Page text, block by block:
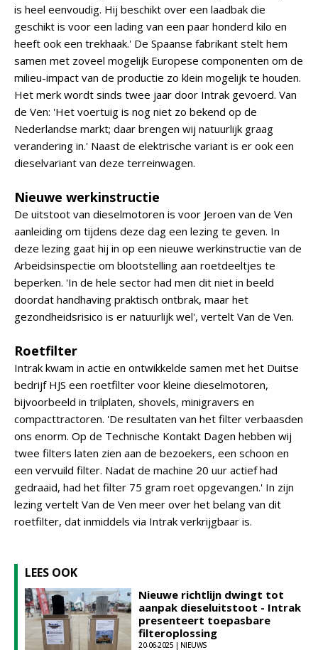
is heel eenvoudig. Hij beschikt over een laadbak die
geschikt is voor een lading van een paar honderd kilo en
heeft ook een trekhaak.' De Spaanse fabrikant stelt hem
samen met zoveel mogelijk Europese componenten om de
milieu-impact van de productie zo klein mogelijk te houden.
Het merk wordt sinds twee jaar door Intrak gevoerd. Van
de Ven: 'Het voertuig is nog niet zo bekend op de
Nederlandse markt; daar brengen wij natuurlijk graag
verandering in.' Naast de elektrische variant is er ook een
dieselvariant van deze terreinwagen.
Nieuwe werkinstructie
De uitstoot van dieselmotoren is voor Jeroen van de Ven
aanleiding om tijdens deze dag een lezing te geven. In
deze lezing gaat hij in op een nieuwe werkinstructie van de
Arbeidsinspectie om blootstelling aan roetdeeltjes te
beperken. 'In de hele sector had men dit niet in beeld
doordat handhaving praktisch ontbrak, maar het
gezondheidsrisico is er natuurlijk wel', vertelt Van de Ven.
Roetfilter
Intrak kwam in actie en ontwikkelde samen met het Duitse
bedrijf HJS een roetfilter voor kleine dieselmotoren,
bijvoorbeeld in trilplaten, shovels, minigravers en
compacttractoren. 'De resultaten van het filter verbaasden
ons enorm. Op de Technische Kontakt Dagen hebben wij
twee filters laten zien aan de bezoekers, een schoon en
een vervuild filter. Nadat de machine 20 uur actief had
gedraaid, had het filter 75 gram roet opgevangen.' In zijn
lezing vertelt Van de Ven meer over het belang van dit
roetfilter, dat inmiddels via Intrak verkrijgbaar is.
LEES OOK
Nieuwe richtlijn dwingt tot
aanpak dieseluitstoot - Intrak
presenteert toepasbare
filteroplossing
20-06-2025 | NIEUWS